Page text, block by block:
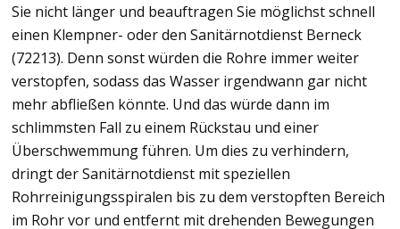
Sie nicht länger und beauftragen Sie möglichst schnell
einen Klempner- oder den Sanitärnotdienst Berneck
(72213). Denn sonst würden die Rohre immer weiter
verstopfen, sodass das Wasser irgendwann gar nicht
mehr abfließen könnte. Und das würde dann im
schlimmsten Fall zu einem Rückstau und einer
Überschwemmung führen. Um dies zu verhindern,
dringt der Sanitärnotdienst mit speziellen
Rohrreinigungsspiralen bis zu dem verstopften Bereich
im Rohr vor und entfernt mit drehenden Bewegungen